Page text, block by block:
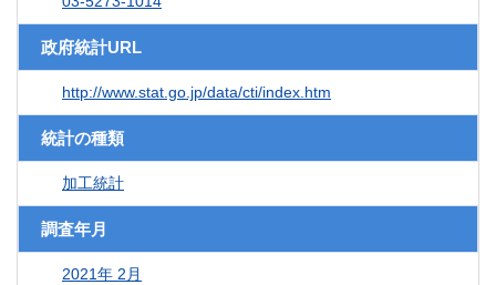
政府統計URL
http://www.stat.go.jp/data/cti/index.htm
統計の種類
加工統計
調査年月
2021年 2月